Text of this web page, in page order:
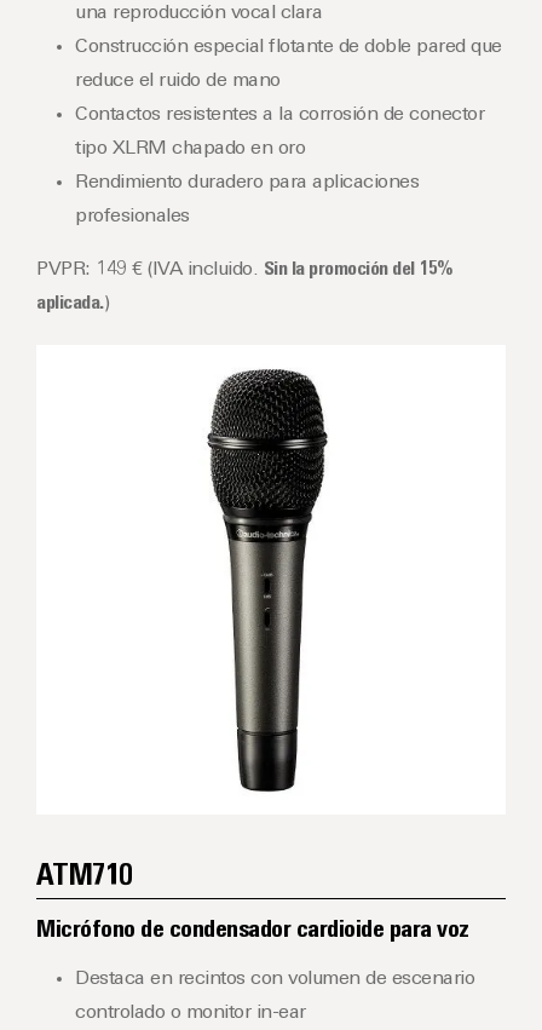
una reproducción vocal clara
Construcción especial flotante de doble pared que
reduce el ruido de mano
Contactos resistentes a la corrosión de conector
tipo XLRM chapado en oro
Rendimiento duradero para aplicaciones
profesionales
PVPR: 149 € (IVA incluido. Sin la promoción del 15%
aplicada.)
ATM710
Micrófono de condensador cardioide para voz
Destaca en recintos con volumen de escenario
controlado o monitor in-ear